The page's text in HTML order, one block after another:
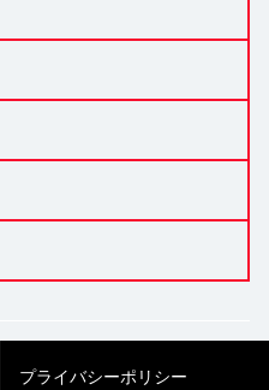
プライバシーポリシー